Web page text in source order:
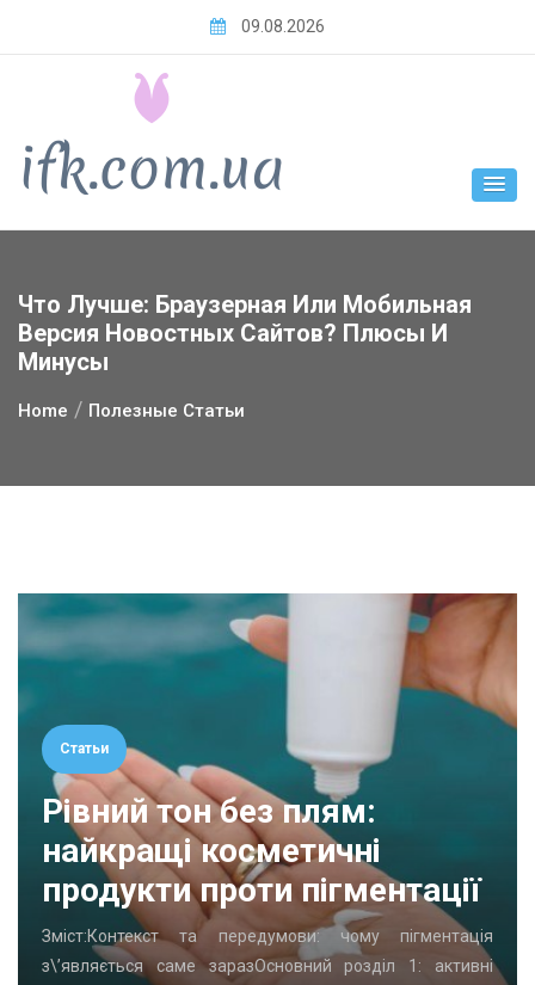
09.08.2026
Что Лучше: Браузерная Или Мобильная
Версия Новостных Сайтов? Плюсы И
Минусы
Home Полезные Статьи
Статьи
Рівний тон без плям:
найкращі косметичні
продукти проти пігментації
Зміст:Контекст та передумови: чому пігментація
з\’являється саме заразОсновний розділ 1: активні